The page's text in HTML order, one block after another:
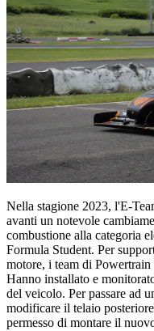
Nella stagione 2023, l'E-
avanti un notevole
combustione alla categoria
Formula Student. Per
motore, i team di
Hanno installato e
del veicolo. Per passare ad
modificare il telaio
permesso di montare il